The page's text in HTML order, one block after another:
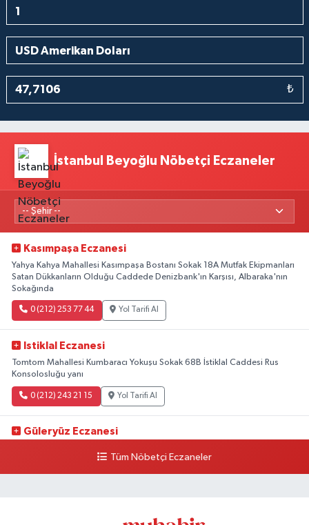
₺
İstanbul Beyoğlu Nöbetçi Eczaneler
Kasımpaşa Eczanesi
Yahya Kahya Mahallesi Kasımpaşa Bostanı Sokak 18A Mutfak Ekipmanları
Satan Dükkanların Olduğu Caddede Denizbank'ın Karşısı, Albaraka'nın
Sokağında
0 (212) 253 77 44 Yol Tarifi Al
Istiklal Eczanesi
Tomtom Mahallesi Kumbaracı Yokuşu Sokak 68B İstiklal Caddesi Rus
Konsolosluğu yanı
0 (212) 243 21 15 Yol Tarifi Al
Güleryüz Eczanesi
kalaycıbahçe Meydana DoğruTüm Nöbetçi Eczaneler